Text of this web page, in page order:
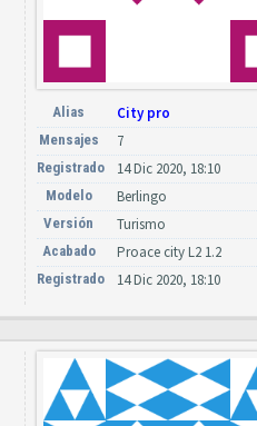
Alias City pro
Mensajes 7
Registrado 14 Dic 2020, 18:10
Modelo Berlingo
Versión Turismo
Acabado Proace city L2 1.2
Registrado 14 Dic 2020, 18:10